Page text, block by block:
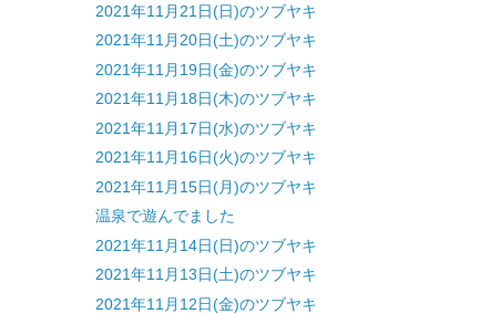
2021年11月21日(日)のツブヤキ
2021年11月20日(土)のツブヤキ
2021年11月19日(金)のツブヤキ
2021年11月18日(木)のツブヤキ
2021年11月17日(水)のツブヤキ
2021年11月16日(火)のツブヤキ
2021年11月15日(月)のツブヤキ
温泉で遊んでました
2021年11月14日(日)のツブヤキ
2021年11月13日(土)のツブヤキ
2021年11月12日(金)のツブヤキ